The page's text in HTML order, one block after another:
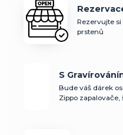
Rezervujte
prstenů
S
Bude váš dárek
Zippo zapalovače,